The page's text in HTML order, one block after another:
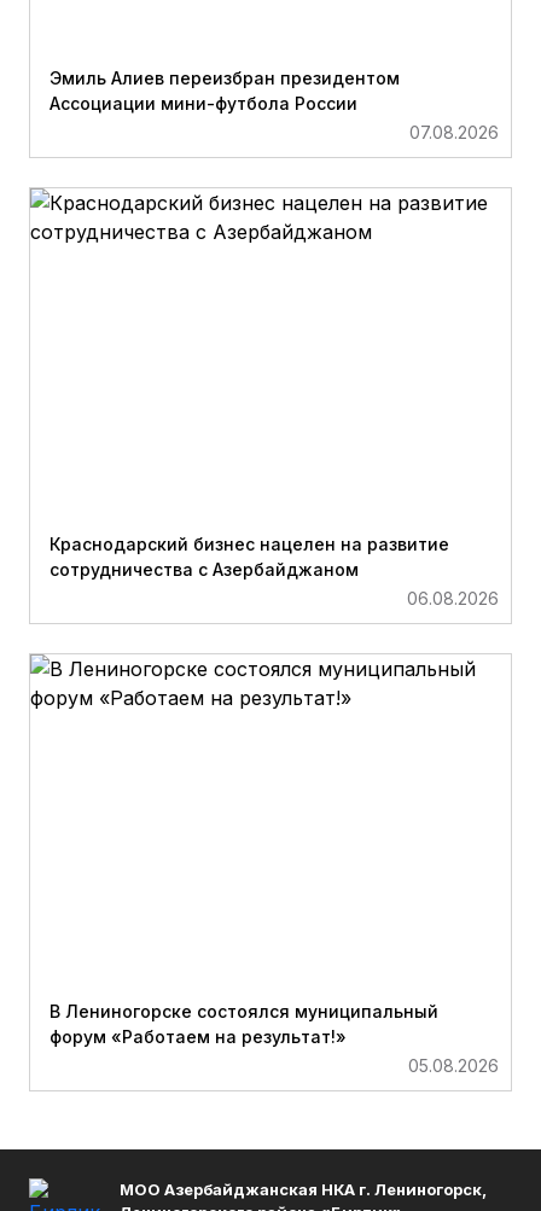
Эмиль Алиев переизбран президентом
Ассоциации мини-футбола России
07.08.2026
Краснодарский бизнес нацелен на развитие
сотрудничества с Азербайджаном
06.08.2026
В Лениногорске состоялся муниципальный
форум «Работаем на результат!»
05.08.2026
МОО Азербайджанская НКА г. Лениногорск,